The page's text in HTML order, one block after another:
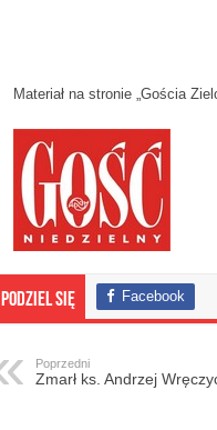
Materiał na stronie „Gościa
Podziel się Facebook
Poprzedni
Zmarł ks. Andrzej